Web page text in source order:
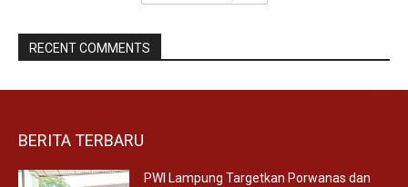
RECENT COMMENTS
BERITA TERBARU
PWI Lampung Targetkan Porwanas dan